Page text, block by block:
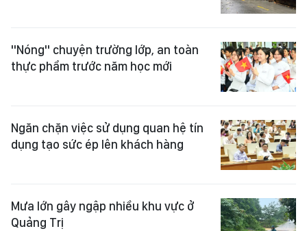
"Nóng" chuyện trường lớp, an toàn
thực phẩm trước năm học mới
Ngăn chặn việc sử dụng quan hệ tín
dụng tạo sức ép lên khách hàng
Mưa lớn gây ngập nhiều khu vực ở
Quảng Trị